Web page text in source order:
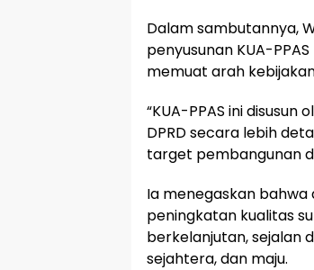
Dalam sambutannya,
penyusunan KUA-
memuat arah
“KUA-PPAS ini
DPRD secara lebih
target pembangunan
Ia menegaskan
peningkatan kualitas
berkelanjutan, sejalan
sejahtera, dan maju.